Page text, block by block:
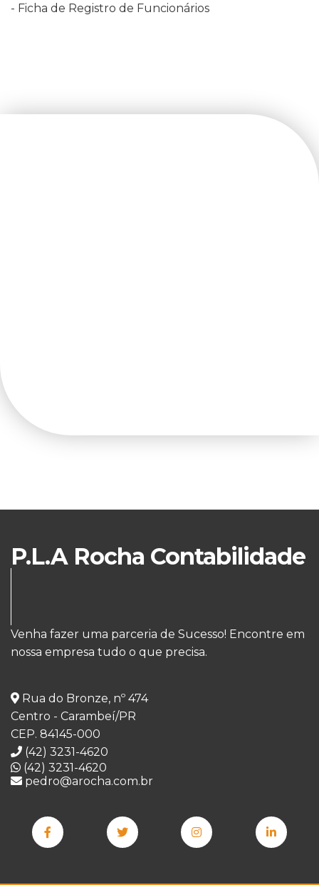
- Ficha de Registro de Funcionários
P.L.A Rocha Contabilidade
Venha fazer uma parceria de Sucesso! Encontre em
nossa empresa tudo o que precisa.
Rua do Bronze, nº 474
Centro - Carambeí/PR
CEP. 84145-000
(42) 3231-4620
(42) 3231-4620
pedro@arocha.com.br